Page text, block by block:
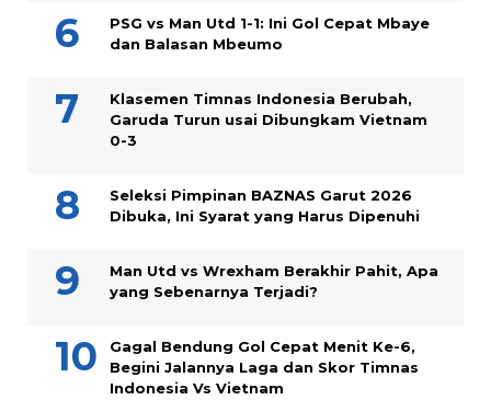
PSG vs Man Utd 1-1: Ini Gol Cepat Mbaye
dan Balasan Mbeumo
Klasemen Timnas Indonesia Berubah,
Garuda Turun usai Dibungkam Vietnam
0-3
Seleksi Pimpinan BAZNAS Garut 2026
Dibuka, Ini Syarat yang Harus Dipenuhi
Man Utd vs Wrexham Berakhir Pahit, Apa
yang Sebenarnya Terjadi?
Gagal Bendung Gol Cepat Menit Ke-6,
Begini Jalannya Laga dan Skor Timnas
Indonesia Vs Vietnam